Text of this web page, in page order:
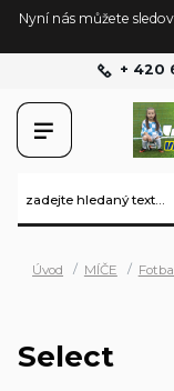
Nyní nás můžete
+ 420
Úvod MÍČE
Select